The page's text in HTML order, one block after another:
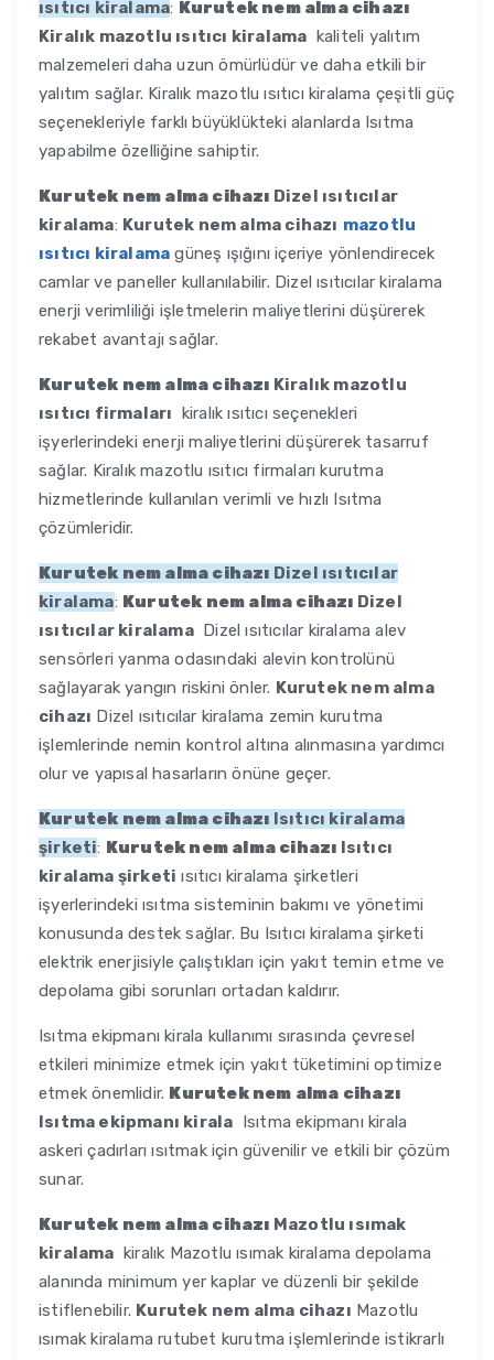
ısıtıcı kiralama: Kurutek nem alma cihazı
Kiralık mazotlu ısıtıcı kiralama kaliteli yalıtım
malzemeleri daha uzun ömürlüdür ve daha etkili bir
yalıtım sağlar. Kiralık mazotlu ısıtıcı kiralama çeşitli güç
seçenekleriyle farklı büyüklükteki alanlarda Isıtma
yapabilme özelliğine sahiptir.
Kurutek nem alma cihazı Dizel ısıtıcılar
kiralama: Kurutek nem alma cihazı mazotlu
ısıtıcı kiralama güneş ışığını içeriye yönlendirecek
camlar ve paneller kullanılabilir. Dizel ısıtıcılar kiralama
enerji verimliliği işletmelerin maliyetlerini düşürerek
rekabet avantajı sağlar.
Kurutek nem alma cihazı Kiralık mazotlu
ısıtıcı firmaları kiralık ısıtıcı seçenekleri
işyerlerindeki enerji maliyetlerini düşürerek tasarruf
sağlar. Kiralık mazotlu ısıtıcı firmaları kurutma
hizmetlerinde kullanılan verimli ve hızlı Isıtma
çözümleridir.
Kurutek nem alma cihazı Dizel ısıtıcılar
kiralama: Kurutek nem alma cihazı Dizel
ısıtıcılar kiralamaDizel ısıtıcılar kiralama alev
sensörleri yanma odasındaki alevin kontrolünü
sağlayarak yangın riskini önler. Kurutek nem alma
cihazı Dizel ısıtıcılar kiralama zemin kurutma
işlemlerinde nemin kontrol altına alınmasına yardımcı
olur ve yapısal hasarların önüne geçer.
Kurutek nem alma cihazı Isıtıcı kiralama
şirketi: Kurutek nem alma cihazı Isıtıcı
kiralama şirketi ısıtıcı kiralama şirketleri
işyerlerindeki ısıtma sisteminin bakımı ve yönetimi
konusunda destek sağlar. Bu Isıtıcı kiralama şirketi
elektrik enerjisiyle çalıştıkları için yakıt temin etme ve
depolama gibi sorunları ortadan kaldırır.
Isıtma ekipmanı kirala kullanımı sırasında çevresel
etkileri minimize etmek için yakıt tüketimini optimize
etmek önemlidir. Kurutek nem alma cihazı
Isıtma ekipmanı kirala Isıtma ekipmanı kirala
askeri çadırları ısıtmak için güvenilir ve etkili bir çözüm
sunar.
Kurutek nem alma cihazı Mazotlu ısımak
kiralama kiralık Mazotlu ısımak kiralama depolama
alanında minimum yer kaplar ve düzenli bir şekilde
istiflenebilir. Kurutek nem alma cihazı Mazotlu
ısımak kiralama rutubet kurutma işlemlerinde istikrarlı